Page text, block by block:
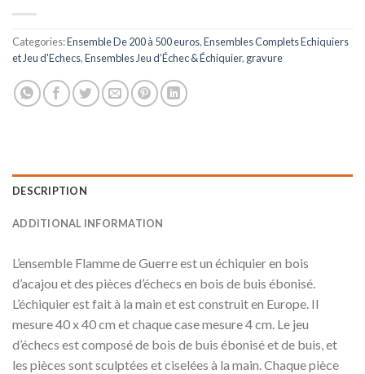
Categories:Ensemble De 200 à 500 euros,Ensembles Complets Echiquiers
et Jeu d'Echecs,Ensembles Jeu d’Échec & Échiquier, gravure
DESCRIPTION
ADDITIONAL INFORMATION
L’ensemble Flamme de Guerre est un échiquier en bois
d’acajou et des pièces d’échecs en bois de buis ébonisé.
L’échiquier est fait à la main et est construit en Europe. Il
mesure 40 x 40 cm et chaque case mesure 4 cm. Le jeu
d’échecs est composé de bois de buis ébonisé et de buis, et
les pièces sont sculptées et ciselées à la main. Chaque pièce